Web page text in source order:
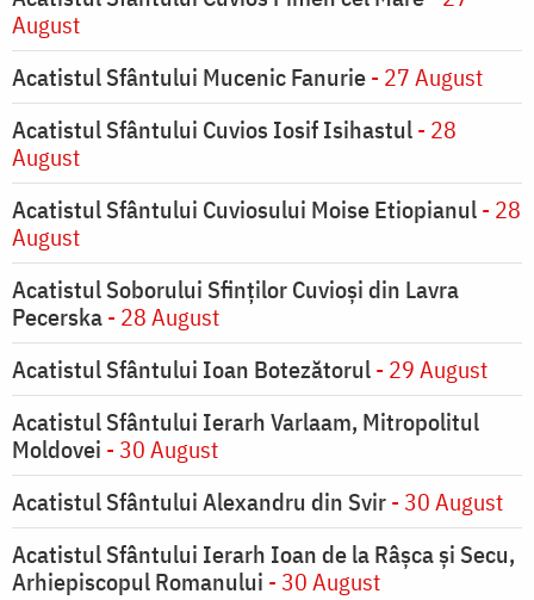
August
Acatistul Sfântului Mucenic Fanurie- 27 August
Acatistul Sfântului Cuvios Iosif Isihastul- 28
August
Acatistul Sfântului Cuviosului Moise Etiopianul- 28
August
Acatistul Soborului Sfinților Cuvioși din Lavra
Pecerska- 28 August
Acatistul Sfântului Ioan Botezătorul- 29 August
Acatistul Sfântului Ierarh Varlaam, Mitropolitul
Moldovei - 30 August
Acatistul Sfântului Alexandru din Svir- 30 August
Acatistul Sfântului Ierarh Ioan de la Râşca şi Secu,
Arhiepiscopul Romanului - 30 August